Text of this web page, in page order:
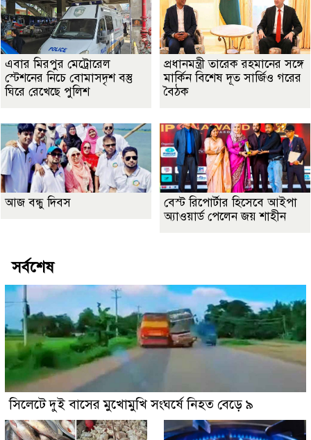
এবার মিরপুর মেট্রোরেল
স্টেশনের নিচে বোমাসদৃশ বস্তু
ঘিরে রেখেছে পুলিশ
প্রধানমন্ত্রী তারেক রহমানের সঙ্গে
মার্কিন বিশেষ দূত সার্জিও গরের
বৈঠক
আজ বন্ধু দিবস
বেস্ট রিপোর্টার হিসেবে আইপা
অ্যাওয়ার্ড পেলেন জয় শাহীন
সর্বশেষ
সিলেটে দুই বাসের মুখোমুখি সংঘর্ষে নিহত বেড়ে ৯